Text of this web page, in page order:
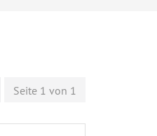
Seite 1 von 1